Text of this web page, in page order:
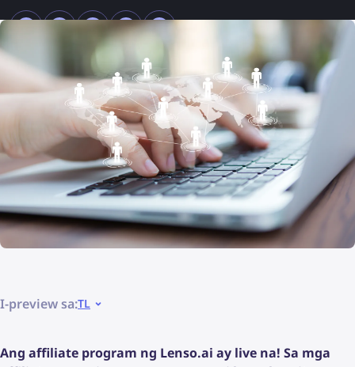
I-preview sa:TL
Ang affiliate program ng Lenso.ai ay live na! Sa mga